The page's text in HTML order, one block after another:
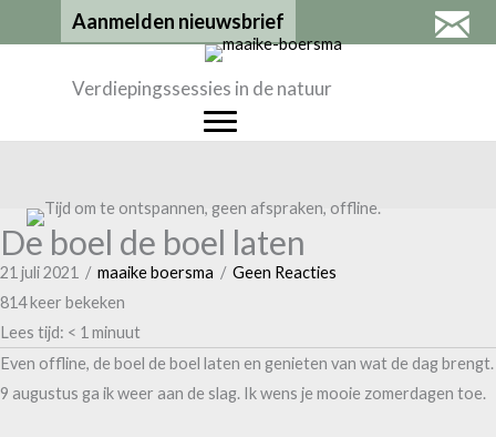
naar
Aanmelden nieuwsbrief
Verdiepingssessies in de natuur
De boel de boel laten
21 juli 2021 / maaike boersma / Geen Reacties
814 keer bekeken
Lees tijd: < 1 minuut
Even offline, de boel de boel laten en genieten van wat de dag brengt.
9 augustus ga ik weer aan de slag. Ik wens je mooie zomerdagen toe.